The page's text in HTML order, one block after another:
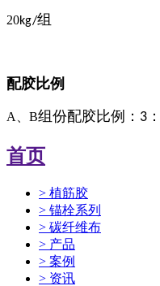
20kg/组
配胶比例
A、B组份配胶比例： 3 ：
首页
> 植筋胶
> 锚栓系列
> 碳纤维布
> 产品
> 案例
> 资讯